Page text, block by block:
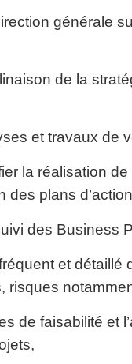
générale
de la
et travaux de
la réalisation
des plans
des Business
et détaillé
risques
de faisabilité et